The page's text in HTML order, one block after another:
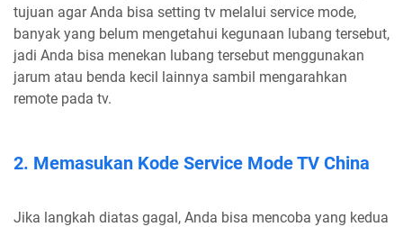
tujuan agar Anda bisa setting tv melalui service mode,
banyak yang belum mengetahui kegunaan lubang tersebut,
jadi Anda bisa menekan lubang tersebut menggunakan
jarum atau benda kecil lainnya sambil mengarahkan
remote pada tv.
2. Memasukan Kode Service Mode TV China
Jika langkah diatas gagal, Anda bisa mencoba yang kedua